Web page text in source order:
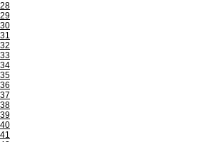
28
29
30
31
32
33
34
35
36
37
38
39
40
41